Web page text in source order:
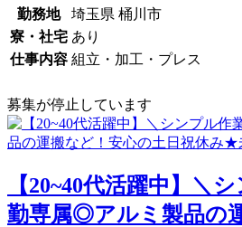
勤務地
埼玉県 桶川市
寮・社宅 あり
仕事内容 組立・加工・プレス
募集が停止しています
【20~40代活躍中】＼
勤専属◎アルミ製品の